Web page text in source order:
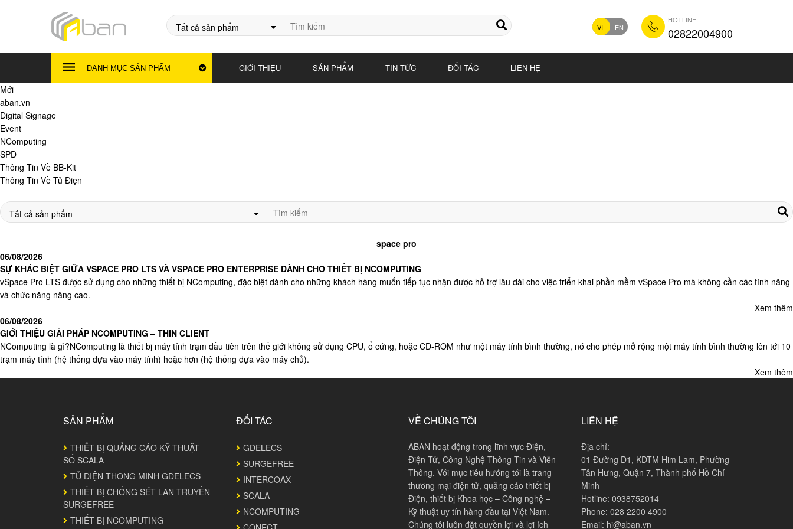
VI EN
HOTLINE:
02822004900
DANH MỤC SẢN PHẨM GIỚI THIỆU SẢN PHẨM TIN TỨC ĐỐI TÁC LIÊN HỆ
Mới
aban.vn
Digital Signage
Event
NComputing
SPD
Thông Tin Về BB-Kit
Thông Tin Về Tủ Điẹn
space pro
06/08/2026
SỰ KHÁC BIỆT GIỮA VSPACE PRO LTS VÀ VSPACE PRO ENTERPRISE DÀNH CHO THIẾT BỊ NCOMPUTING
vSpace Pro LTS được sử dụng cho những thiết bị NComputing, đặc biệt dành cho những khách hàng muốn tiếp tục nhận được hỗ trợ lâu dài cho việc triển khai phần mềm vSpace Pro mà không cần các tính năng
và chức năng nâng cao.
Xem thêm
06/08/2026
GIỚI THIỆU GIẢI PHÁP NCOMPUTING – THIN CLIENT
NComputing là gì?NComputing là thiết bị máy tính trạm đầu tiên trên thế giới không sử dụng CPU, ổ cứng, hoặc CD-ROM như một máy tính bình thường, nó cho phép mở rộng một máy tính bình thường lên tới 10
trạm máy tính (hệ thống dựa vào máy tính) hoặc hơn (hệ thống dựa vào máy chủ).
Xem thêm
SẢN PHẨM
THIẾT BỊ QUẢNG CÁO KỸ THUẬT
SỐ SCALA
TỦ ĐIỆN THÔNG MINH GDELECS
THIẾT BỊ CHỐNG SÉT LAN TRUYỀN
SURGEFREE
THIẾT BỊ NCOMPUTING
ĐỐI TÁC
GDELECS
SURGEFREE
INTERCOAX
SCALA
NCOMPUTING
VỀ CHÚNG TÔI
ABAN hoạt động trong lĩnh vực Điện,
Điện Tử, Công Nghệ Thông Tin và Viễn
Thông. Với mục tiêu hướng tới là trang
thương mại điện tử, quảng cáo thiết bị
Điện, thiết bị Khoa học – Công nghệ –
Kỹ thuật uy tín hàng đầu tại Việt Nam.
Chúng tôi luôn đặt quyền lợi và lợi ích
LIÊN HỆ
Địa chỉ:
01 Đường D1, KDTM Him Lam, Phường
Tân Hưng, Quận 7, Thành phố Hồ Chí
Minh
Hotline: 0938752014
Phone: 028 2200 4900
Email: hi@aban.vn